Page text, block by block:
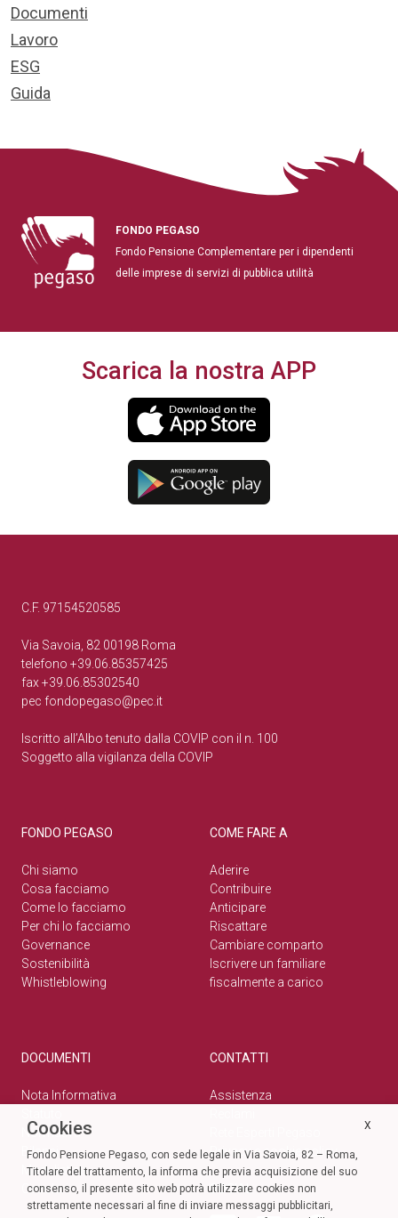
Documenti
Lavoro
ESG
Guida
FONDO PEGASO
Fondo Pensione Complementare per i dipendenti
delle imprese di servizi di pubblica utilità
Scarica la nostra APP
C.F. 97154520585
Via Savoia, 82 00198 Roma
telefono +39.06.85357425
fax +39.06.85302540
pec fondopegaso@pec.it
Iscritto all’Albo tenuto dalla COVIP con il n. 100
Soggetto alla vigilanza della COVIP
FONDO PEGASO
Chi siamo
Cosa facciamo
Come lo facciamo
Per chi lo facciamo
Governance
Sostenibilità
Whistleblowing
COME FARE A
Aderire
Contribuire
Anticipare
Riscattare
Cambiare comparto
Iscrivere un familiare
fiscalmente a carico
DOCUMENTI
Nota Informativa
Normativa
Bilanci
Modulistica
Circolari
CONTATTI
Assistenza
Privacy e cookie policy
SOCIAL
X
Cookies
Fondo Pensione Pegaso, con sede legale in Via Savoia, 82 – Roma,
Titolare del trattamento, la informa che previa acquisizione del suo
consenso, il presente sito web potrà utilizzare cookies non
strettamente necessari al fine di inviare messaggi pubblicitari,